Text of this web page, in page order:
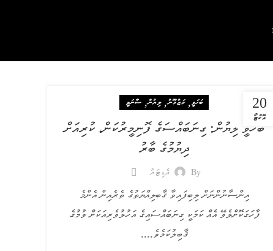
20
އޮކްޓޯ
ބަހަވީ,މަޒުމޫނު,ލިޔުން,ސާނަވީ
ބަހަވީ ލިޔުން: ގިނަބައްސަގެ ފޮނިމީރުކަން، ކުރިއަށް
ދިޔުމުގެ ބާރު
By އެޑިޓަރު
އިންސާނުންނަށް ލިބިފައިވާ ޤާބލިއްޔަތުގެ ތެރެއިން އެންމެ
ފާހަގަކޮށްލެވޭ އެއް ކަމަކީ ގިނަބައްސައިގެ އަހުލުވެރިއަކަށް ވުމުގެ
ޤާބިލުކަމެވެ....